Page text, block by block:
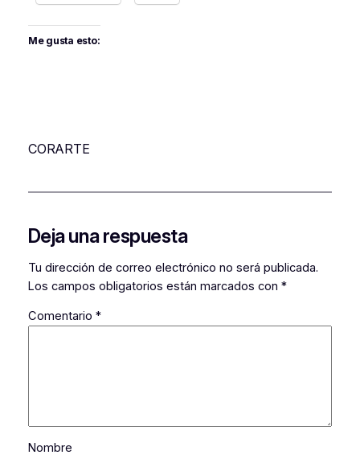
Me gusta esto:
CORARTE
Deja una respuesta
Tu dirección de correo electrónico no será publicada.
Los campos obligatorios están marcados con *
Comentario *
Nombre